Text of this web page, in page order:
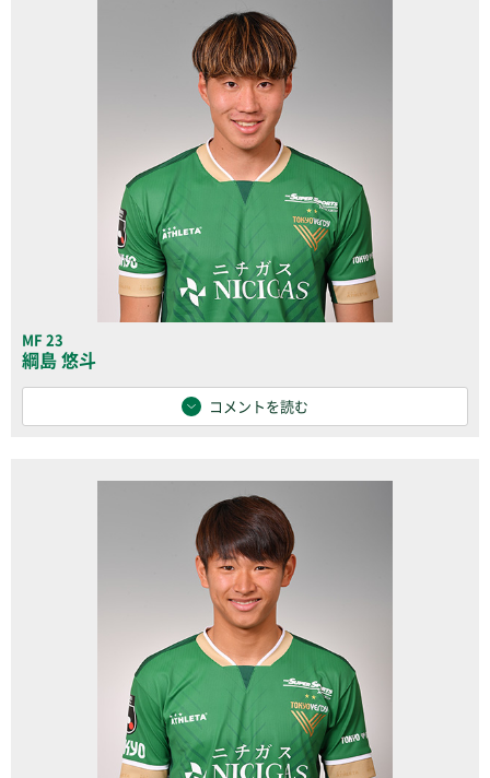
MF 23
綱島 悠斗
コメントを読む